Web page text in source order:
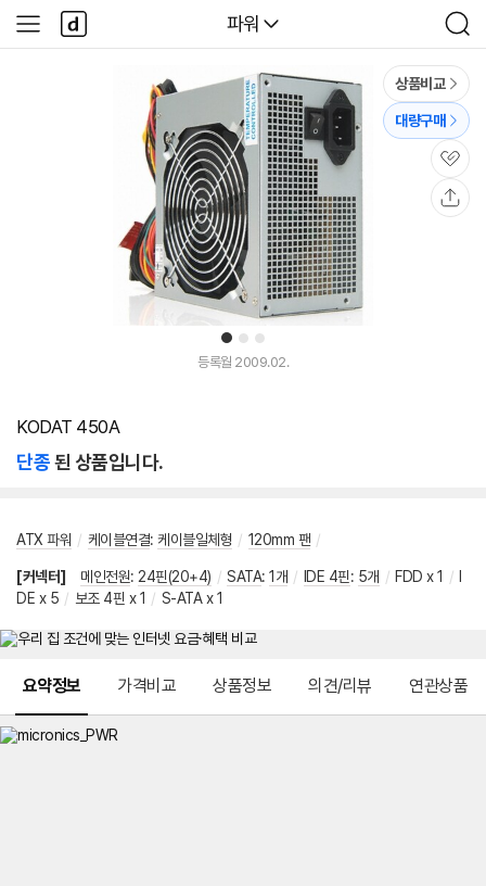
다나와
파워
검
색
사
이
다
나
와
1 2 3
상품비교
대량구매
관
심
등록월 2009.02.
KODAT 450A
단종된 상품입니다.
ATX 파워 / 케이블연결: 케이블일체형 / 120mm 팬 /
[커넥터] 메인전원: 24핀(20+4) / SATA: 1개 / IDE 4핀: 5개 / FDD x 1 /
DE x 5 / 보조 4핀 x 1 / S-ATA x 1
요약정보 가격비교 상품정보 의견/리뷰 연관상품